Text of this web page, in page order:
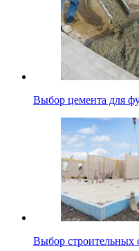
Выбор цемента для
Выбор строительных